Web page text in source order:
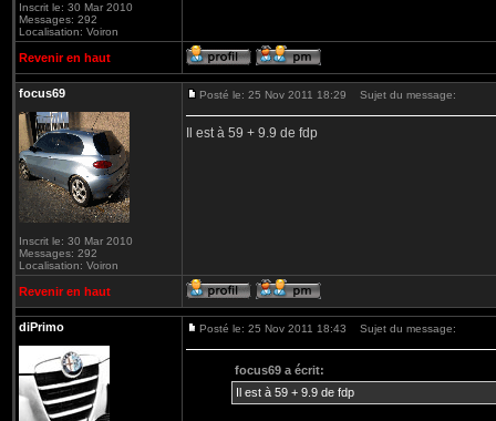
Inscrit le: 30 Mar 2010
Messages: 292
Localisation: Voiron
Revenir en haut
focus69
Inscrit le: 30 Mar 2010
Messages: 292
Localisation: Voiron
Posté le: 25 Nov 2011 18:29 Sujet du message:
Il est à 59 + 9.9 de fdp
Revenir en haut
diPrimo Posté le: 25 Nov 2011 18:43 Sujet du message:
focus69 a écrit:
Il est à 59 + 9.9 de fdp